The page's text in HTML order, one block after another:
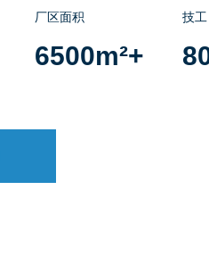
厂区面积
6500m²+
技工